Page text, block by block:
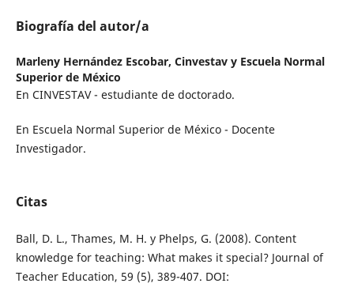
Biografía del autor/a
Marleny Hernández Escobar, Cinvestav y Escuela Normal
Superior de México
En CINVESTAV - estudiante de doctorado.
En Escuela Normal Superior de México - Docente
Investigador.
Citas
Ball, D. L., Thames, M. H. y Phelps, G. (2008). Content
knowledge for teaching: What makes it special? Journal of
Teacher Education, 59 (5), 389-407. DOI: